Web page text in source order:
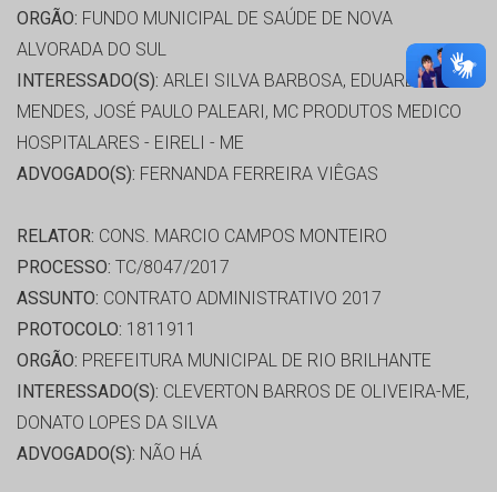
ORGÃO: FUNDO MUNICIPAL DE SAÚDE DE NOVA
ALVORADA DO SUL
INTERESSADO(S): ARLEI SILVA BARBOSA, EDUARDO
MENDES, JOSÉ PAULO PALEARI, MC PRODUTOS MEDICO
HOSPITALARES - EIRELI - ME
ADVOGADO(S): FERNANDA FERREIRA VIÊGAS
RELATOR: CONS. MARCIO CAMPOS MONTEIRO
PROCESSO: TC/8047/2017
ASSUNTO: CONTRATO ADMINISTRATIVO 2017
PROTOCOLO: 1811911
ORGÃO: PREFEITURA MUNICIPAL DE RIO BRILHANTE
INTERESSADO(S): CLEVERTON BARROS DE OLIVEIRA-ME,
DONATO LOPES DA SILVA
ADVOGADO(S): NÃO HÁ